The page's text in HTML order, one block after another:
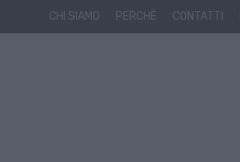
CHI SIAMO PERCHÈ CONTATTI